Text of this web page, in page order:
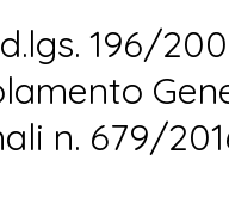
196/
n. 679/